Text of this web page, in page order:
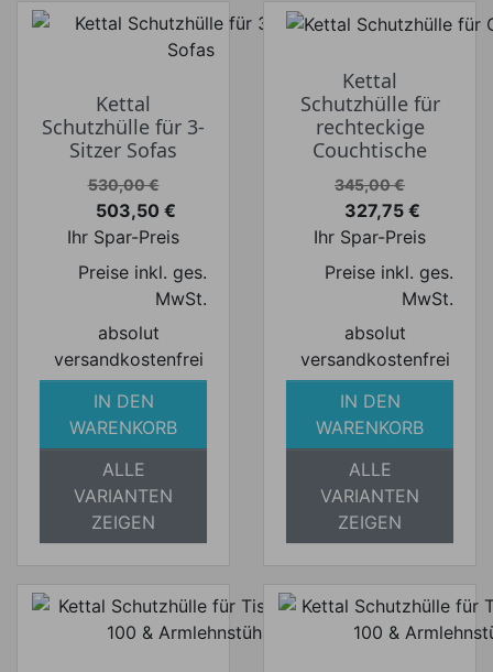
Kettal
Schutzhülle für 3-
Sitzer Sofas
Verkaufspreis
530,00 €
Preis
503,50 €
Ihr Spar-Preis
Preise inkl. ges.
MwSt.
absolut
versandkostenfrei
IN DEN
WARENKORB
ALLE
VARIANTEN
ZEIGEN
Kettal
Schutzhülle für
rechteckige
Couchtische
Verkaufspreis
345,00 €
Preis
327,75 €
Ihr Spar-Preis
Preise inkl. ges.
MwSt.
absolut
versandkostenfrei
IN DEN
WARENKORB
ALLE
VARIANTEN
ZEIGEN